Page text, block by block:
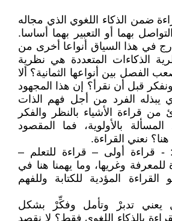
ضمن الذكاء اللغوي الذي مجاله
بهما أو التعبير بهما أساسا.
في هذا السياق أنواعا أخرى من
الذكاءات المتعددة هي نظرية
الفصل بين أنواعها الثمانية؟ ألا
قبل أن نقرأ؟ إن هذا المجهود
يبذله الفرد من أجل فهم الذات
من قراءة الأشياء بالنظر والفكر
بالأولوية، فما المقصود
هنا؟ نعني القراءة.
- قراءة أولى – قراءة للتعلم –
للمعرفة وغريها، وما يهمنا هنا في
المؤدية للكتابة وللفهم
يعني تدبرْ وتأمل وفكِّرْ بشكل
بالذكاء اللغوي فقط؟ لا نقصد